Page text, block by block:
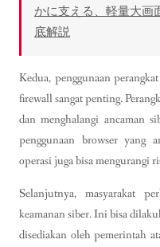
かに支える、軽量大画
底解説
Kedua, penggunaan
firewall sangat penting.
dan menghalangi ancaman
penggunaan browser yang
operasi juga bisa mengurangi
Selanjutnya, masyarakat
keamanan siber. Ini bisa
disediakan oleh pemerintah